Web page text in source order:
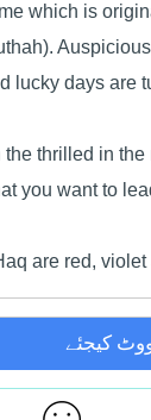
which is
lucky days are
thrilled in
you want to
are red,
کیجئے